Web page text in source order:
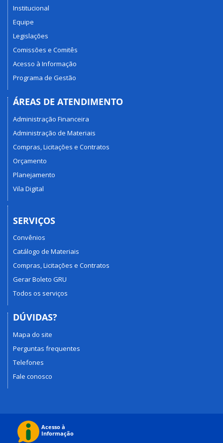
Institucional
Equipe
Legislações
Comissões e Comitês
Acesso à Informação
Programa de Gestão
ÁREAS DE ATENDIMENTO
Administração Financeira
Administração de Materiais
Compras, Licitações e Contratos
Orçamento
Planejamento
Vila Digital
SERVIÇOS
Convênios
Catálogo de Materiais
Compras, Licitações e Contratos
Gerar Boleto GRU
Todos os serviços
DÚVIDAS?
Mapa do site
Perguntas frequentes
Telefones
Fale conosco